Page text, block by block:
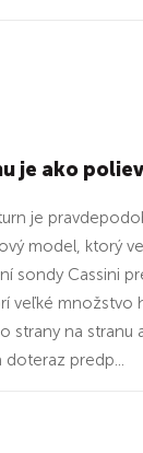
je ako
je
model, ktorý
sondy Cassini
veľké množstvo
strany na stranu
doteraz predp...